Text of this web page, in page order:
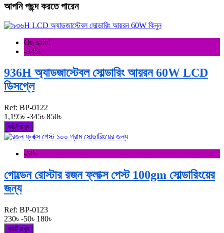
আপনি পছন্দ করতে পারেন
On sale!
-345৳
936H অ্যাডজাস্টেবল সোল্ডারিং আয়রন 60W LCD
ডিসপ্লে
Ref: BP-0122
1,195৳ -345৳ 850৳
কার্টে রাখুন
-50৳
গোল্ডেন রোস্টার রজন ফ্লাক্স পেস্ট 100gm সোল্ডারিংয়ের
জন্য
Ref: BP-0123
230৳ -50৳ 180৳
কার্টে রাখুন